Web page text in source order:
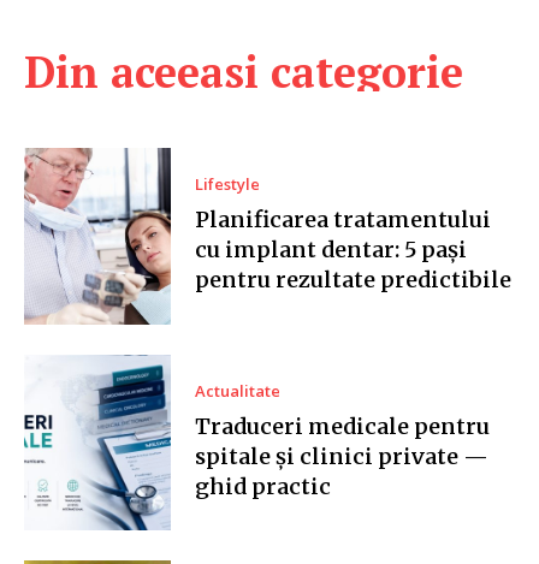
Din aceeasi categorie
Lifestyle
Planificarea tratamentului
cu implant dentar: 5 pași
pentru rezultate predictibile
Actualitate
Traduceri medicale pentru
spitale și clinici private —
ghid practic